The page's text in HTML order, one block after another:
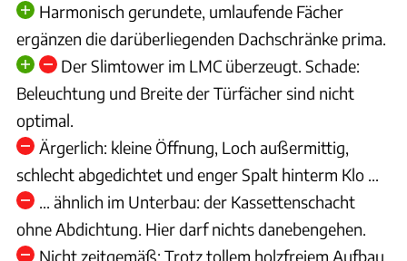
Harmonisch gerundete, umlaufende Fächer
ergänzen die darüberliegenden Dachschränke prima.
Der Slimtower im LMC überzeugt. Schade:
Beleuchtung und Breite der Türfächer sind nicht
optimal.
Ärgerlich: kleine Öffnung, Loch außermittig,
schlecht abgedichtet und enger Spalt hinterm Klo ...
... ähnlich im Unterbau: der Kassettenschacht
ohne Abdichtung. Hier darf nichts danebengehen.
Nicht zeitgemäß: Trotz tollem holzfreiem Aufbau